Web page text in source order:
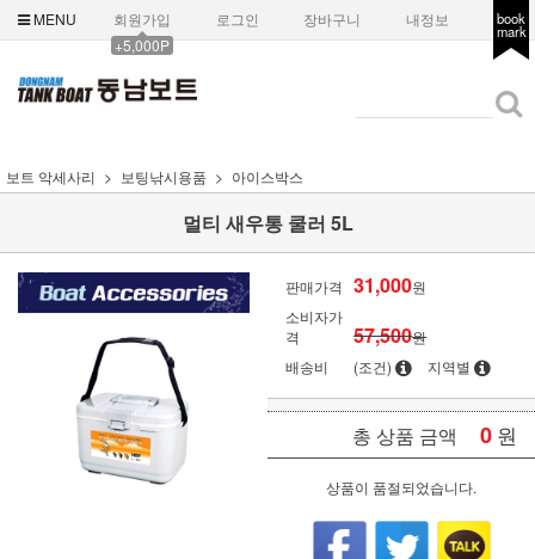
MENU
회원가입
+5,000P
로그인 장바구니 내정보 book
mark
보트 악세사리 보팅낚시용품 아이스박스
멀티 새우통 쿨러 5L
판매가격 31,000원
소비자가
격
57,500원
배송비
(조건) 지역별
총 상품 금액 0 원
상품이 품절되었습니다.